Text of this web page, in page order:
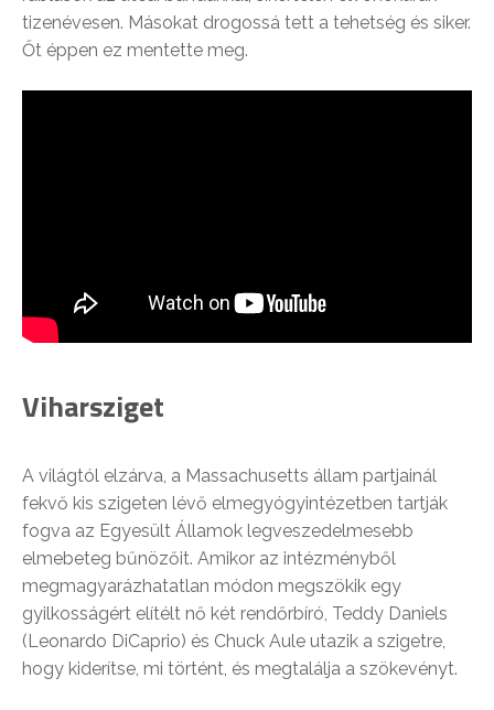
tizenévesen. Másokat drogossá tett a tehetség és siker.
Őt éppen ez mentette meg.
Viharsziget
A világtól elzárva, a Massachusetts állam partjainál
fekvő kis szigeten lévő elmegyógyintézetben tartják
fogva az Egyesült Államok legveszedelmesebb
elmebeteg bűnözőit. Amikor az intézményből
megmagyarázhatatlan módon megszökik egy
gyilkosságért elítélt nő két rendőrbíró, Teddy Daniels
(Leonardo DiCaprio) és Chuck Aule utazik a szigetre,
hogy kiderítse, mi történt, és megtalálja a szökevényt.